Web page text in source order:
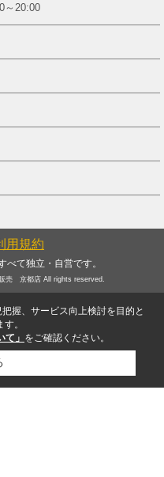
～20:00
用規約
べて独立・自営です。
売 京都店 All rights reserved.
握、サービス向上検討を目的と
。
て」 をご確認ください。